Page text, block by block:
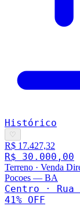
Histórico
♡
R$ 17.427,32
R$ 30.000,00
Terreno · Venda
Pocoes — BA
Centro · Rua
41% OFF